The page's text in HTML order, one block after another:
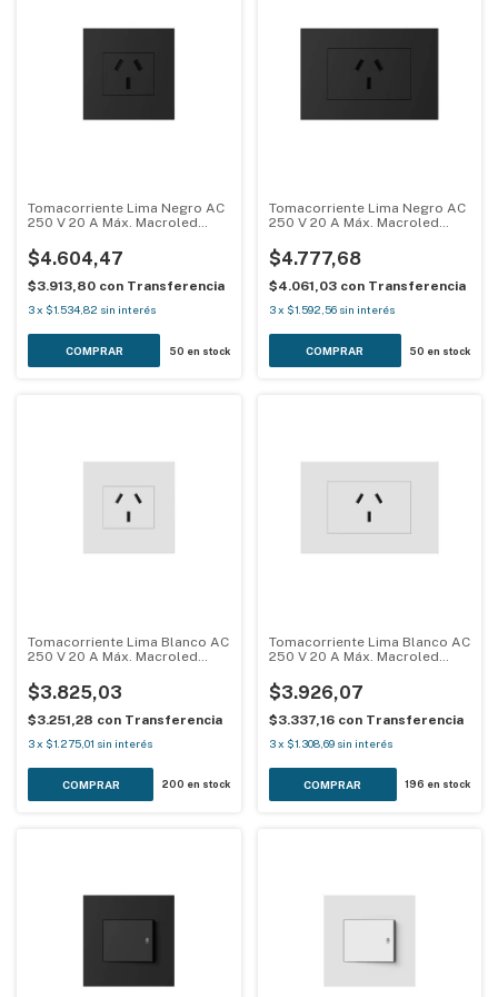
Tomacorriente Lima Negro AC
250 V 20 A Máx. Macroled
$4.604,47
$3.913,80 con Transferencia
3x $1.534,82 sin interés
50 en stock
Tomacorriente Lima Negro AC
250 V 20 A Máx. Macroled
$4.777,68
$4.061,03 con Transferencia
3 x $1.592,56 sin interés
50 en stock
Tomacorriente Lima Blanco AC
250 V 20 A Máx. Macroled
$3.825,03
$3.251,28 con Transferencia
3x $1.275,01 sin interés
200 en stock
Tomacorriente Lima Blanco AC
250 V 20 A Máx. Macroled
$3.926,07
$3.337,16 con Transferencia
3 x $1.308,69 sin interés
196 en stock